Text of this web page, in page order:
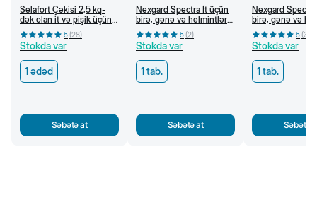
Selafort Çəkisi 2,5 kq-
dək olan it və pişik üçün
bit, birə, qoturluq gənəsi
və helmintlərə qarşı
damcı
5(28)
Stokda var
1 ədəd
Səbətə at
Nexgard Spectra İt üçün
birə, gənə və helmintlərə
qarşı çeynəmə tabletlər
(3,5-7,5 kq) 5(2)
Stokda var
1 tab.
Səbətə at
Nexgard
birə, gənə və
qarşı çeynəmə
(15-30 kq) 5(3
Stokda var
1 tab.
Səbətə